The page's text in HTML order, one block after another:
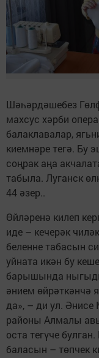
Шәһәрдәшебез
махсус хәрби
балаклавалар,
киемнәре тегә. Бу
соңрак аңа
табыла. Луганск
44 әзер..
Өйләренә килеп
иде – кечерәк
беленне табасын
уйната икән бу
барышында
әнием өйрәткәнчә
да», – ди ул.
районы Алмалы
оста тегүче
баласын – төпчек